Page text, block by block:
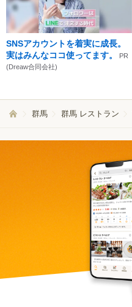
SNSアカウントを着実に成長。
実はみんなココ使ってます。
PR
(Dreaw合同会社)
群馬 群馬 レストラン